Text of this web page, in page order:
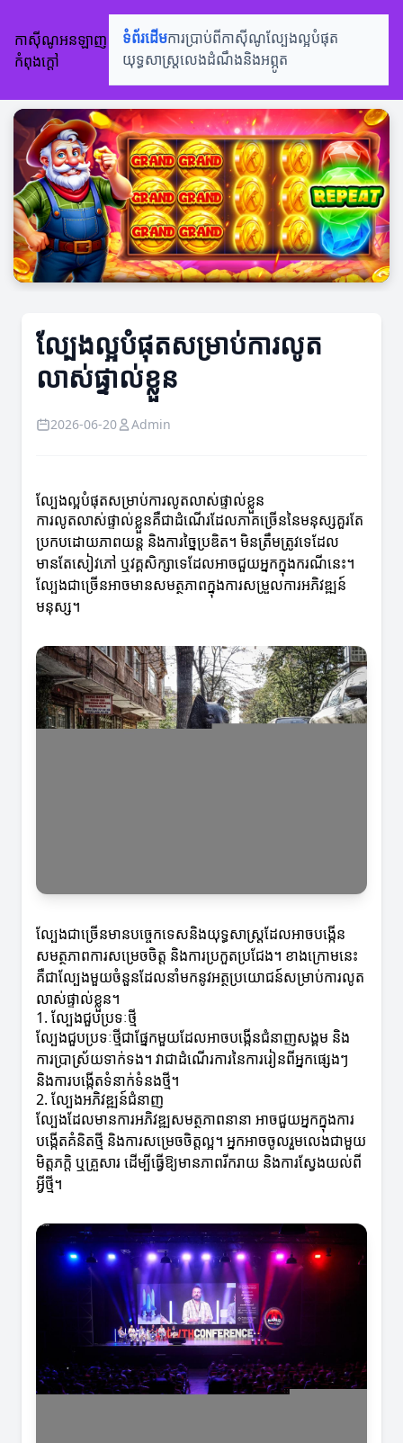
កាស៊ីណូអនឡាញ
កំពុងក្តៅ
ទំព័រដើមការប្រាប់ពីកាស៊ីណូល្បែងល្អបំផុត
យុទ្ធសាស្ត្រលេងដំណឹងនិងអព្ភូត
ល្បែងល្អបំផុតសម្រាប់ការលូត
លាស់ផ្ទាល់ខ្លួន
2026-06-20 Admin
ល្បែងល្អបំផុតសម្រាប់ការលូតលាស់ផ្ទាល់ខ្លួន
ការលូតលាស់ផ្ទាល់ខ្លួនគឺជាដំណើរ​ដែលភាគច្រើននៃមនុស្សគួរតែ
ប្រកបដោយភាពយន្ត និងការច្នៃប្រឌិត។ មិនត្រឹមត្រូវទេដែល
មានតែសៀវភៅ ឬវគ្គសិក្សាទេដែលអាចជួយអ្នកក្នុងករណីនេះ។
ល្បែងជាច្រើនអាចមានសមត្ថភាពក្នុងការសម្រួលការអភិវឌ្ឍន៍
មនុស្ស។
ល្បែងជាច្រើនមានបច្ចេកទេសនិងយុទ្ធសាស្ត្រដែលអាចបង្កើន
សមត្ថភាពការសម្រេចចិត្ត និងការប្រកួតប្រជែង។ ខាងក្រោមនេះ
គឺជាល្បែងមួយចំនួនដែលនាំមកនូវអត្ថប្រយោជន៍សម្រាប់ការលូត
លាស់ផ្ទាល់ខ្លួន។
1. ល្បែងជួបប្រទៈថ្មី
ល្បែងជួបប្រទៈថ្មីជាផ្នែកមួយដែលអាចបង្កើនជំនាញសង្គម និង
ការប្រាស្រ័យទាក់ទង។ វាជាដំណើរការនៃការរៀនពីអ្នកផ្សេងៗ
និងការបង្កើតទំនាក់ទំនងថ្មី។
2. ល្បែងអភិវឌ្ឍន៍ជំនាញ
ល្បែងដែលមានការអភិវឌ្ឍសមត្ថភាពនានា អាចជួយអ្នកក្នុងការ
បង្កើតគំនិតថ្មី និងការសម្រេចចិត្តល្អ។ អ្នកអាចចូលរួមលេងជាមួយ
មិត្តភក្តិ ឬគ្រួសារ ដើម្បីធ្វើឱ្យមានភាពរីករាយ និងការស្វែងយល់ពី
អ្វីថ្មី។